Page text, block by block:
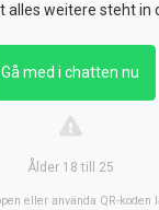
alles weitere steht in
Gå med i chatten nu
Ålder 18 till 25
eller använda QR-koden